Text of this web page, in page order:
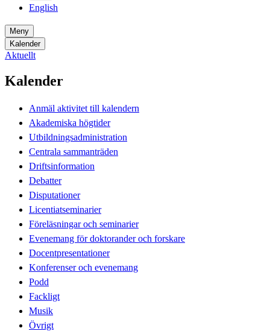
English
Meny
Kalender
Aktuellt
Kalender
Anmäl aktivitet till kalendern
Akademiska högtider
Utbildningsadministration
Centrala sammanträden
Driftsinformation
Debatter
Disputationer
Licentiatseminarier
Föreläsningar och seminarier
Evenemang för doktorander och forskare
Docentpresentationer
Konferenser och evenemang
Podd
Fackligt
Musik
Övrigt